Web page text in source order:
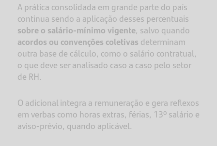
A prática consolidada em grande parte do país
continua sendo a aplicação desses percentuais
sobre o salário-mínimo vigente, salvo quando
acordos ou convenções coletivas determinam
outra base de cálculo, como o salário contratual,
o que deve ser analisado caso a caso pelo setor
de RH.
O adicional integra a remuneração e gera reflexos
em verbas como horas extras, férias, 13º salário e
aviso-prévio, quando aplicável.